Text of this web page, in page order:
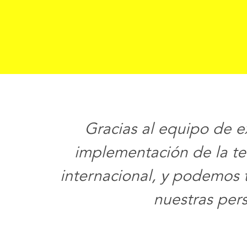
Gracias al equipo de
implementación de la
internacional, y
nuestras